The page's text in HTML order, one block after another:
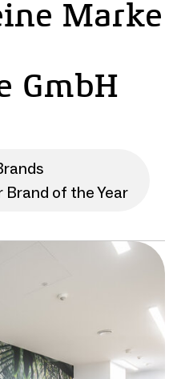
Marke
GmbH
Brand of the Year